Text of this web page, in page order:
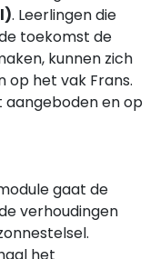
. Leerlingen die
toekomst de
kunnen zich
op het vak Frans.
en op
gaat de
verhoudingen
het